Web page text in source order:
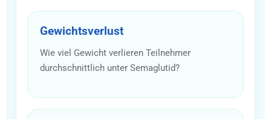
Gewichtsverlust
Wie viel Gewicht verlieren Teilnehmer
durchschnittlich unter Semaglutid?